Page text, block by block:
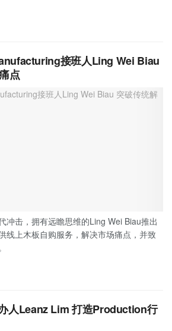
接班人Ling Wei Biau
点
冲击，拥有远瞻思维的Ling Wei Biau推出
线上木板自购服务，解决市场痛点，并致
人Leanz Lim 打造Production行